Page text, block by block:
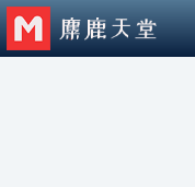
跳
至